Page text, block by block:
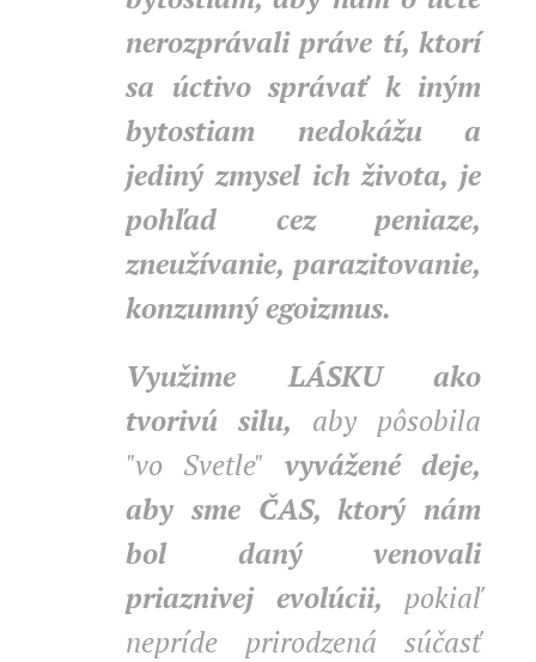
nerozprávali práve tí, ktorí
sa úctivo správať k iným
bytostiam nedokážu a
jediný zmysel ich života, je
pohľad cez peniaze,
zneužívanie, parazitovanie,
konzumný egoizmus.
Využime LÁSKU ako
tvorivú silu, aby pôsobila
"vo Svetle" vyvážené deje,
aby sme ČAS, ktorý nám
bol daný venovali
priaznivej evolúcii, pokiaľ
nepríde prirodzená súčasť